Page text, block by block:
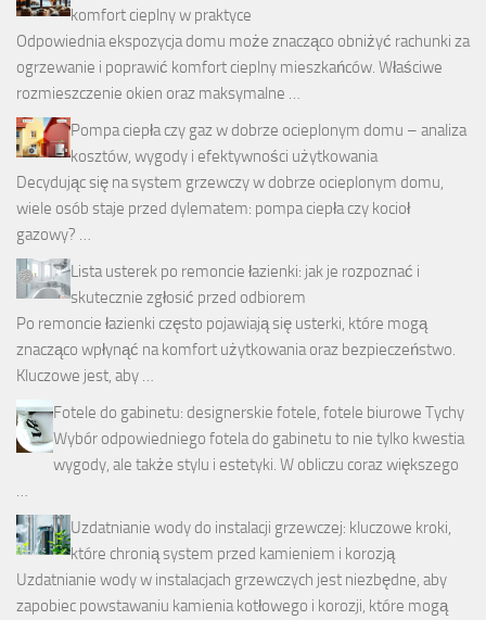
komfort cieplny w praktyce
Odpowiednia ekspozycja domu może znacząco obniżyć rachunki za
ogrzewanie i poprawić komfort cieplny mieszkańców. Właściwe
rozmieszczenie okien oraz maksymalne …
Pompa ciepła czy gaz w dobrze ocieplonym domu – analiza
kosztów, wygody i efektywności użytkowania
Decydując się na system grzewczy w dobrze ocieplonym domu,
wiele osób staje przed dylematem: pompa ciepła czy kocioł
gazowy? …
Lista usterek po remoncie łazienki: jak je rozpoznać i
skutecznie zgłosić przed odbiorem
Po remoncie łazienki często pojawiają się usterki, które mogą
znacząco wpłynąć na komfort użytkowania oraz bezpieczeństwo.
Kluczowe jest, aby …
Fotele do gabinetu: designerskie fotele, fotele biurowe Tychy
Wybór odpowiedniego fotela do gabinetu to nie tylko kwestia
wygody, ale także stylu i estetyki. W obliczu coraz większego
…
Uzdatnianie wody do instalacji grzewczej: kluczowe kroki,
które chronią system przed kamieniem i korozją
Uzdatnianie wody w instalacjach grzewczych jest niezbędne, aby
zapobiec powstawaniu kamienia kotłowego i korozji, które mogą